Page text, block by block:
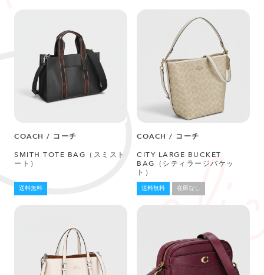
COACH / コーチ
SMITH TOTE BAG（スミスト
ート）
送料無料
COACH / コーチ
CITY LARGE BUCKET
BAG（シティラージバケッ
ト）
送料無料 在庫なし